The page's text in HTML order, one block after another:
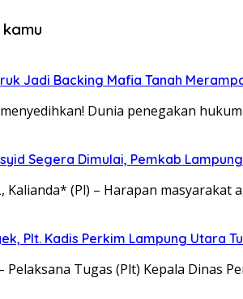
Jadi Backing Mafia Tanah
Dunia penegakan
Segera Dimulai, Pemkab
Kalianda* (Pl) – Harapan masyarakat
Plt. Kadis Perkim Lampung Utara
Pelaksana Tugas (Plt) Kepala Dinas